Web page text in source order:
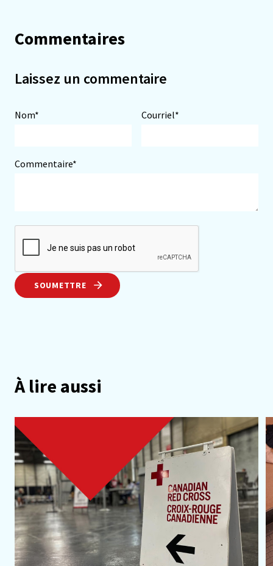
Commentaires
Laissez un commentaire
Nom* Courriel*
Commentaire*
SOUMETTRE
À lire aussi